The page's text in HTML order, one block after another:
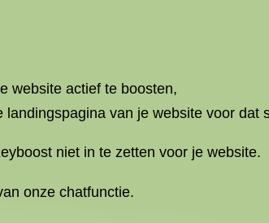
website actief te boosten,
van je website voor dat
niet in te zetten voor je website.
onze chatfunctie.